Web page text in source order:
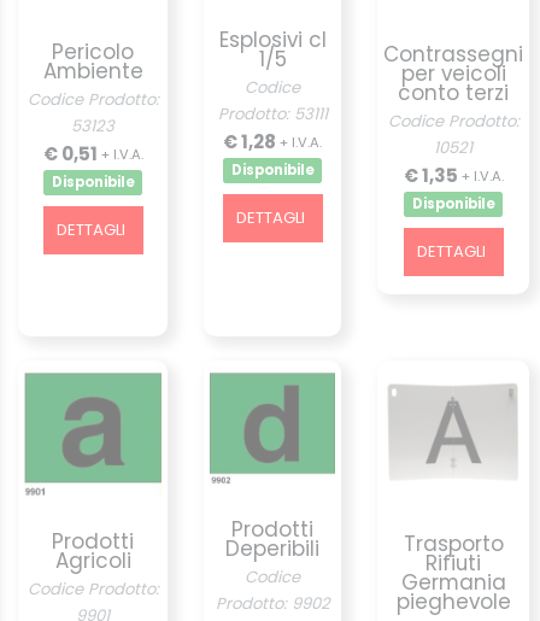
Pericolo
Ambiente
Codice Prodotto:
53123
€ 0,51 + I.V.A.
Disponibile
DETTAGLI
Esplosivi cl
1/5
Codice
Prodotto: 53111
€ 1,28 + I.V.A.
Disponibile
DETTAGLI
Contrassegni
per veicoli
conto terzi
Codice Prodotto:
10521
€ 1,35 + I.V.A.
Disponibile
DETTAGLI
Prodotti
Agricoli
Codice Prodotto:
9901
Prodotti
Deperibili
Codice
Prodotto: 9902
Trasporto
Rifiuti
Germania
pieghevole